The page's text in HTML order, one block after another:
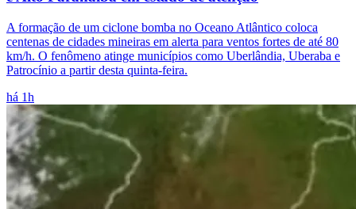
A formação de um ciclone bomba no Oceano Atlântico coloca
centenas de cidades mineiras em alerta para ventos fortes de até 80
km/h. O fenômeno atinge municípios como Uberlândia, Uberaba e
Patrocínio a partir desta quinta-feira.
há 1h